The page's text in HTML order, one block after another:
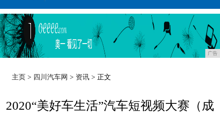
广告
主页 > 四川汽车网 > 资讯 > 正文
2020“美好车生活”汽车短视频大赛（成